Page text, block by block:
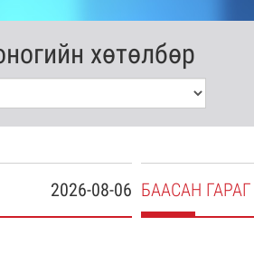
хөтөлбөр
2026-08-06 БААСАН ГАРАГ